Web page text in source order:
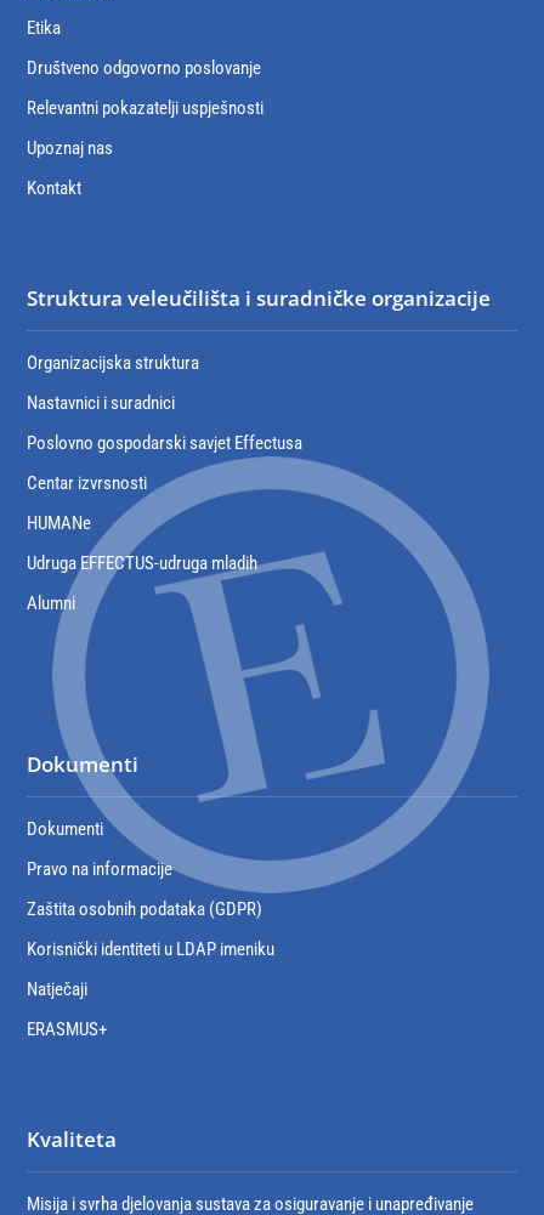
Etika
Društveno odgovorno poslovanje
Relevantni pokazatelji uspješnosti
Upoznaj nas
Kontakt
Struktura veleučilišta i suradničke organizacije
Organizacijska struktura
Nastavnici i suradnici
Poslovno gospodarski savjet Effectusa
Centar izvrsnosti
HUMANe
Udruga EFFECTUS-udruga mladih
Alumni
Dokumenti
Dokumenti
Pravo na informacije
Zaštita osobnih podataka (GDPR)
Korisnički identiteti u LDAP imeniku
Natječaji
ERASMUS+
Kvaliteta
Misija i svrha djelovanja sustava za osiguravanje i unapređivanje